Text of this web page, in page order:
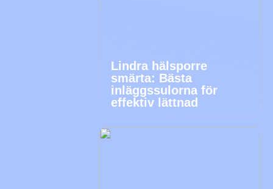
Lindra hälsporre
smärta: Bästa
inläggssulorna för
effektiv lättnad